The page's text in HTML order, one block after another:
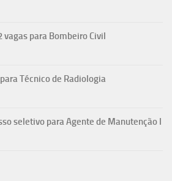
vagas para Bombeiro Civil
Técnico de Radiologia
seletivo para Agente de Manutenção I